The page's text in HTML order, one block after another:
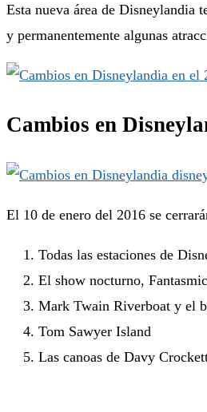
Esta nueva área de Disneylandia
y permanentemente algunas
Cambios en
El 10 de enero del 2016 se
Todas las estaciones de
El show nocturno,
Mark Twain Riverboat y el
Tom Sawyer Island
Las canoas de Davy